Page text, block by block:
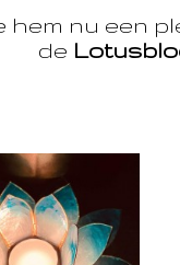
hem nu een
de